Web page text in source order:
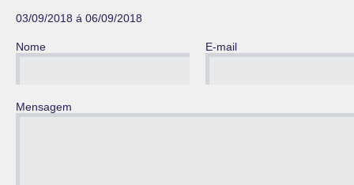
03/09/2018 á 06/09/2018
Nome E-mail
Mensagem